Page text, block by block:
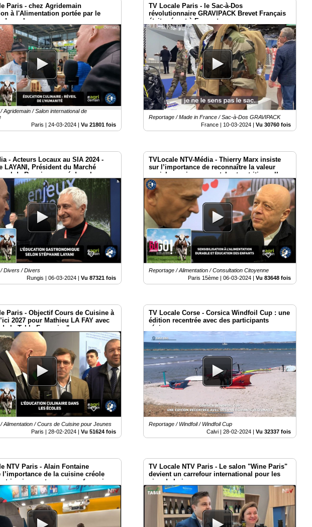
Paris - chez Agridemain
à l'Alimentation portée par le
nombre
Agridemain / Salon international de
Paris | 24-03-2024| Vu 21801 fois
TV Locale Paris - le Sac-à-Dos
révolutionnaire GRAVIPACK Brevet Français
était présent à Eurosatory
Reportage / Made in France / Sac-à-Dos GRAVIPACK
France | 10-03-2024 |Vu 30760 fois
- Acteurs Locaux au SIA 2024 -
LAYANI, Président du Marché
de Rungis engagé dans le
#TRANSITIONS avec
Divers / Divers
Rungis | 06-03-2024| Vu 87321 fois
TVLocale NTV-Média - Thierry Marx insiste
sur l’importance de reconnaître la valeur
sociale, environnementale et nutritionnelle
des produits.
Reportage / Alimentation / Consultation Citoyenne
Paris 15ème |06-03-2024 |Vu 83648 fois
Paris - Objectif Cours de Cuisine à
2027 pour Mathieu LA FAY avec
la Table Française"
Alimentation / Cours de Cuisine pour Jeunes
Paris | 28-02-2024| Vu 51624 fois
TV Locale Corse - Corsica Windfoil Cup : une
édition recentrée avec des participants
régionaux
Reportage / Windfoil / Windfoil Cup
Calvi |28-02-2024 |Vu 32337 fois
NTV Paris - Alain Fontaine
l’importance de la cuisine créole
gastronomique français.
TV Locale NTV Paris - Le salon "Wine Paris"
devient un carrefour international pour les
vins de Loire